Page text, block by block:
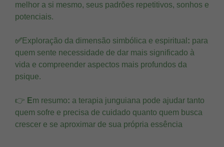
melhor a si mesmo, seus padrões repetitivos, sonhos e
potenciais.
✅Exploração da dimensão simbólica e espiritual : para
quem sente necessidade de dar mais significado à
vida e compreender aspectos mais profundos da
psique.
👉 Em resumo: a terapia junguiana pode ajudar tanto
quem sofre e precisa de cuidado quanto quem busca
crescer e se aproximar de sua própria essência